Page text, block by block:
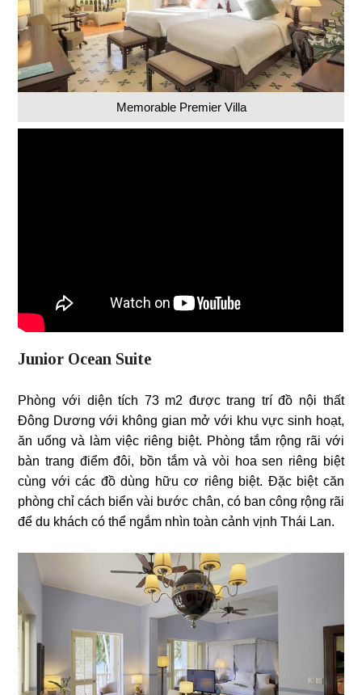
Memorable Premier Villa
Junior Ocean Suite
Phòng với diện tích 73 m2 được trang trí đồ nội thất
Đông Dương với không gian mở với khu vực sinh hoạt,
ăn uống và làm việc riêng biệt. Phòng tắm rộng rãi với
bàn trang điểm đôi, bồn tắm và vòi hoa sen riêng biệt
cùng với các đồ dùng hữu cơ riêng biệt. Đặc biệt căn
phòng chỉ cách biển vài bước chân, có ban công rộng rãi
để du khách có thể ngắm nhìn toàn cảnh vịnh Thái Lan.